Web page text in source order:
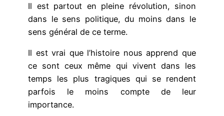
Il est partout en pleine révolution, sinon
dans le sens politique, du moins dans le
sens général de ce terme.
Il est vrai que l’histoire nous apprend que
ce sont ceux même qui vivent dans les
temps les plus tragiques qui se rendent
parfois le moins compte de leur
importance.